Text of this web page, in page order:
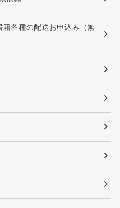
籍各種の配送お申込み（無